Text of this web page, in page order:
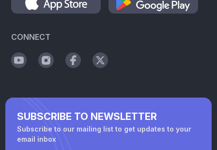
CONNECT
SUBSCRIBE TO NEWSLETTER
Subscribe to our mailing list to get updates to your
email inbox